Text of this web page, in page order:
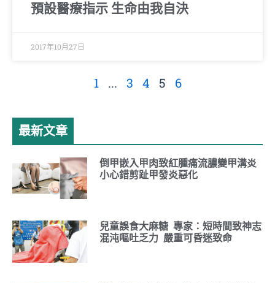
預設醫療指示 生命由我自決
2017年10月27日
1 ... 3 4 5 6
最新文章
倒甲嵌入甲肉致紅腫痛流膿變甲溝炎
小心錯剪趾甲發炎惡化
兒童誤食大麻糖 專家：短時間致神志
混沌嘔吐乏力 嚴重可昏迷致命